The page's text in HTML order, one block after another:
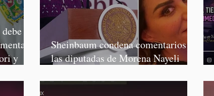
y
Sheinbaum condena comentarios de
las diputadas de Morena Nayeli